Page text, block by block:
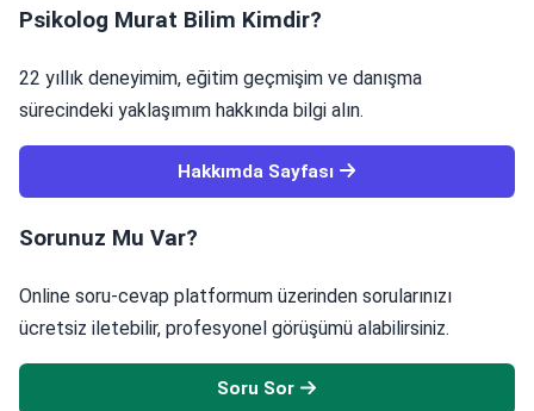
Psikolog Murat Bilim Kimdir?
22 yıllık deneyimim, eğitim geçmişim ve danışma
sürecindeki yaklaşımım hakkında bilgi alın.
Hakkımda Sayfası
Sorunuz Mu Var?
Online soru-cevap platformum üzerinden sorularınızı
ücretsiz iletebilir, profesyonel görüşümü alabilirsiniz.
Soru Sor